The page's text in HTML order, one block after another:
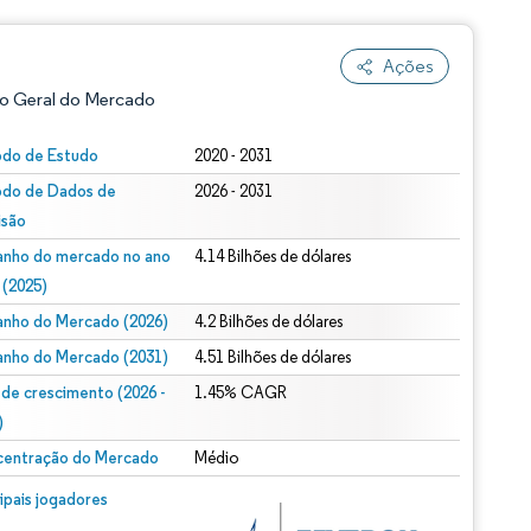
Ações
Geral do Mercado
de Estudo 2020 - 2031
de Dados de
2026 - 2031
do mercado no ano
4.14 Bilhões de dólares
do Mercado (2026) 4.2 Bilhões de dólares
do Mercado (2031) 4.51 Bilhões de dólares
de crescimento (2026 -
1.45% CAGR
do Mercado Médio
jogadores
© Mordor Intelligence. O reuso requer atribuição conforme CC BY 4.0.
conforme CC BY 4.0.